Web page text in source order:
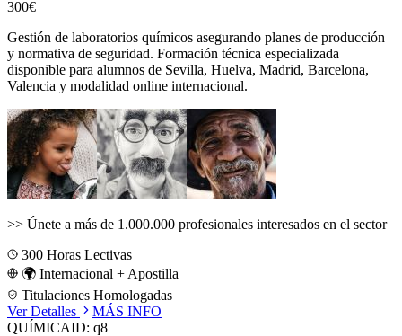
300€
Gestión de laboratorios químicos asegurando planes de producción
y normativa de seguridad. Formación técnica especializada
disponible para alumnos de Sevilla, Huelva, Madrid, Barcelona,
Valencia y modalidad online internacional.
>> Únete a más de 1.000.000 profesionales interesados en el sector
300 Horas Lectivas
🌍 Internacional + Apostilla
Titulaciones Homologadas
Ver Detalles
MÁS INFO
QUÍMICAID: q8